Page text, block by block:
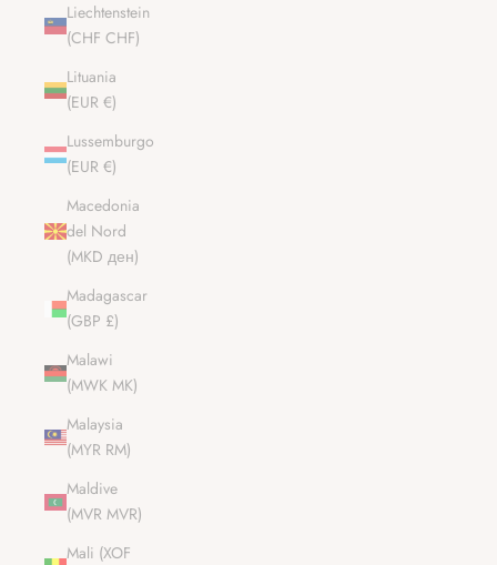
Liechtenstein
(CHF CHF)
Lituania
(EUR €)
Lussemburgo
(EUR €)
Macedonia
del Nord
(MKD ден)
Madagascar
(GBP £)
Malawi
(MWK MK)
Malaysia
(MYR RM)
Maldive
(MVR MVR)
Mali (XOF